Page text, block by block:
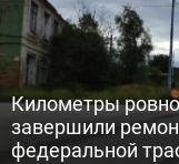
Километры
завершили
федеральной